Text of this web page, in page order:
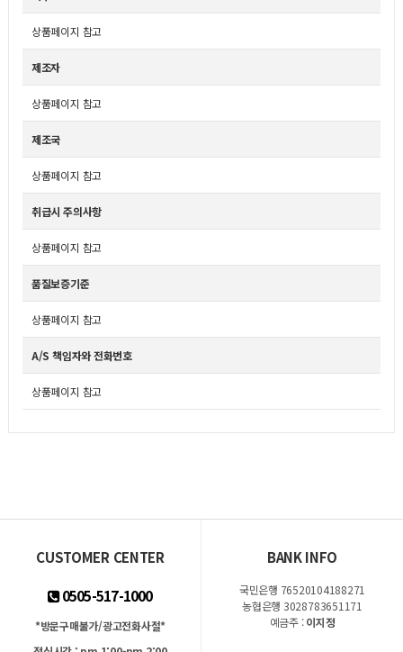
상품페이지 참고
제조자
상품페이지 참고
제조국
상품페이지 참고
취급시 주의사항
상품페이지 참고
품질보증기준
상품페이지 참고
A/S 책임자와 전화번호
상품페이지 참고
CUSTOMER CENTER
0505-517-1000
*방문구매불가/광고전화사절*
BANK INFO
국민은행 76520104188271
농협은행 3028783651171
예금주 :이지정